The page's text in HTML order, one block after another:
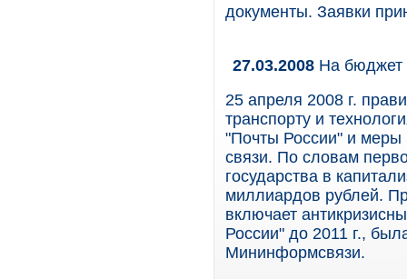
документы. Заявки
27.03.2008 На бюджет
25 апреля 2008 г.
транспорту и
"Почты России" и меры
связи. По словам
государства в
миллиардов рублей.
включает
России" до 2011 г.,
Мининформсвязи.